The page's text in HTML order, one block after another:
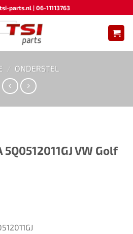
parts.nl | 06-11113763
/ ONDERSTEL
VW Golf